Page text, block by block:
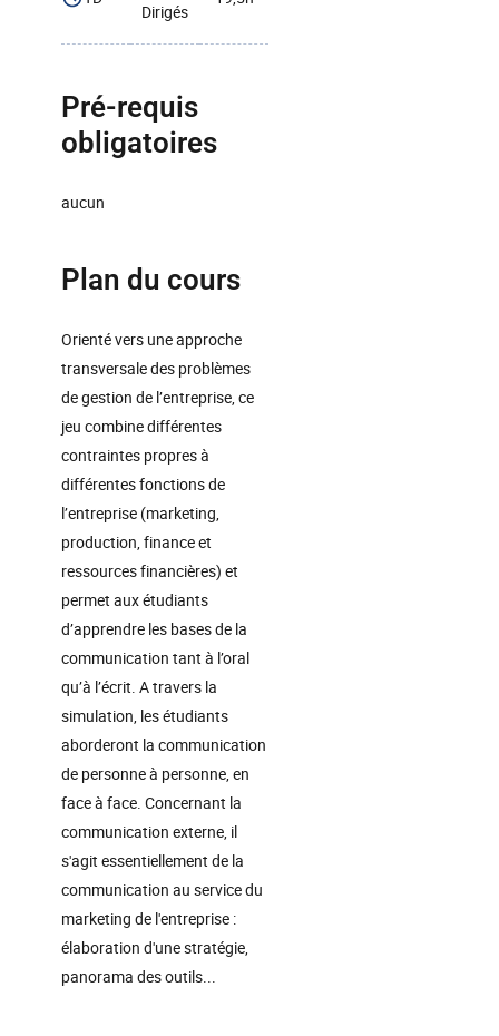
Dirigés
Pré-requis
obligatoires
aucun
Plan du cours
Orienté vers une approche
transversale des problèmes
de gestion de l’entreprise, ce
jeu combine différentes
contraintes propres à
différentes fonctions de
l’entreprise (marketing,
production, finance et
ressources financières) et
permet aux étudiants
d’apprendre les bases de la
communication tant à l’oral
qu’à l’écrit. A travers la
simulation, les étudiants
aborderont la communication
de personne à personne, en
face à face. Concernant la
communication externe, il
s'agit essentiellement de la
communication au service du
marketing de l'entreprise :
élaboration d'une stratégie,
panorama des outils...